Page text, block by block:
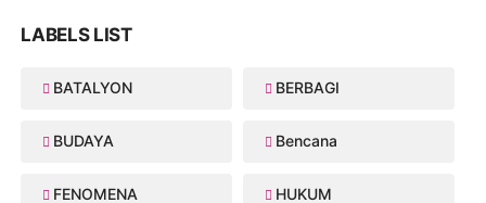
LABELS LIST
BATALYON BERBAGI
BUDAYA Bencana
FENOMENA HUKUM